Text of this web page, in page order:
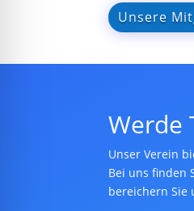
Unsere
Werde
Unser Verein
Bei uns finden
bereichern Sie